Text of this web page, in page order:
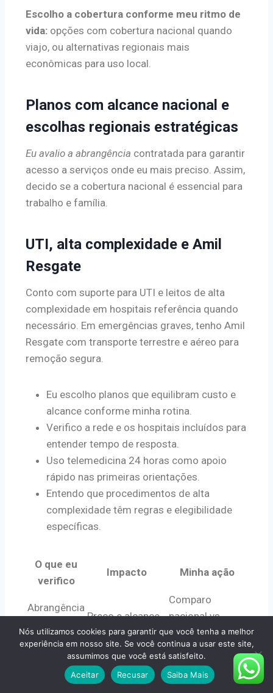
Escolho a cobertura conforme meu ritmo de
vida: opções com cobertura nacional quando
viajo, ou alternativas regionais mais
econômicas para uso local.
Planos com alcance nacional e
escolhas regionais estratégicas
Eu avalio a abrangência contratada para garantir
acesso a serviços onde eu mais preciso. Assim,
decido se a cobertura nacional é essencial para
trabalho e família.
UTI, alta complexidade e Amil
Resgate
Conto com suporte para UTI e leitos de alta
complexidade em hospitais referência quando
necessário. Em emergências graves, tenho Amil
Resgate com transporte terrestre e aéreo para
remoção segura.
Eu escolho planos que equilibram custo e
alcance conforme minha rotina.
Verifico a rede e os hospitais incluídos para
entender tempo de resposta.
Uso telemedicina 24 horas como apoio
rápido nas primeiras orientações.
Entendo que procedimentos de alta
complexidade têm regras e elegibilidade
específicas.
O que eu
verifico
Impacto Minha ação
Abrangência
Preço e alcance
Comparo
nacional vs
regional
Capacidade para
casos
complexos
Confiro
hospitais de
referência
Nós utilizamos cookies para garantir que você tenha a melhor
experiência em nosso site. Se você continua a usar este site,
assumimos que você está satisfeito.
Aceitar
Recusar Saiba Mais